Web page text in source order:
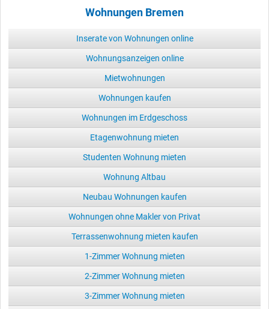
Wohnungen Bremen
Inserate von Wohnungen online
Wohnungsanzeigen online
Mietwohnungen
Wohnungen kaufen
Wohnungen im Erdgeschoss
Etagenwohnung mieten
Studenten Wohnung mieten
Wohnung Altbau
Neubau Wohnungen kaufen
Wohnungen ohne Makler von Privat
Terrassenwohnung mieten kaufen
1-Zimmer Wohnung mieten
2-Zimmer Wohnung mieten
3-Zimmer Wohnung mieten